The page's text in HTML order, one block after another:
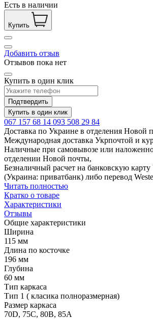
Есть в наличии
Купить
Добавить отзыв
Отзывов пока нет
Купить в один клик
Подтвердить
Купить в один клик
067 157 68 14 093 508 29 84
Доставка по Украине в отделения Новой
Международная доставка Укрпочтой и
Наличные при самовывозе или
отделении Новой почты,
Безналичный расчет на банковскую
(Украина: приватбанк) либо перевод
Читать полностью
Кратко о товаре
Характеристики
Отзывы
Общие характеристики
Ширина
115 мм
Длина по косточке
196 мм
Глубина
60 мм
Тип каркаса
Тип 1 ( класика полноразмерная)
Размер каркаса
70D, 75C, 80B, 85A